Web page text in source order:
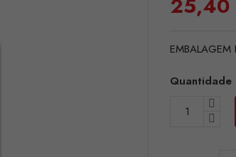
25,40
Quantidade